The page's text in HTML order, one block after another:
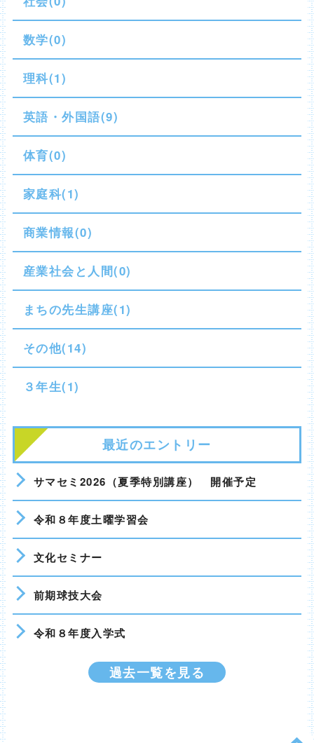
数学(0)
理科(1)
英語・外国語(9)
体育(0)
家庭科(1)
商業情報(0)
産業社会と人間(0)
まちの先生講座(1)
その他(14)
３年生(1)
最近のエントリー
サマセミ2026（夏季特別講座） 開催予定
令和８年度土曜学習会
文化セミナー
前期球技大会
令和８年度入学式
過去一覧を見る